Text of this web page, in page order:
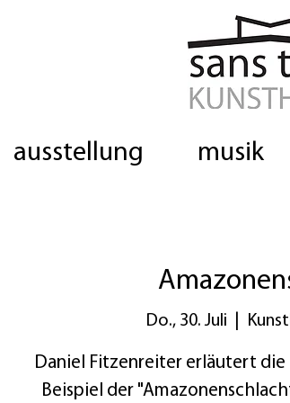
ausstellung musik
Do., 30. Juli
Daniel Fitzenreiter erläutert die
Beispiel der